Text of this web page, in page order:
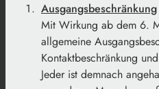
Ausgangsbeschränkung
Mit Wirkung ab dem 6.
allgemeine
Kontaktbeschränkung
Jeder ist demnach